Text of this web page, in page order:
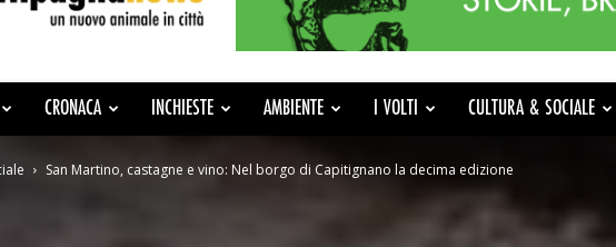
CRONACA INCHIESTE AMBIENTE I VOLTI CULTURA & SOCIALE
San Martino, castagne e vino: Nel borgo di Capitignano la decima edizione